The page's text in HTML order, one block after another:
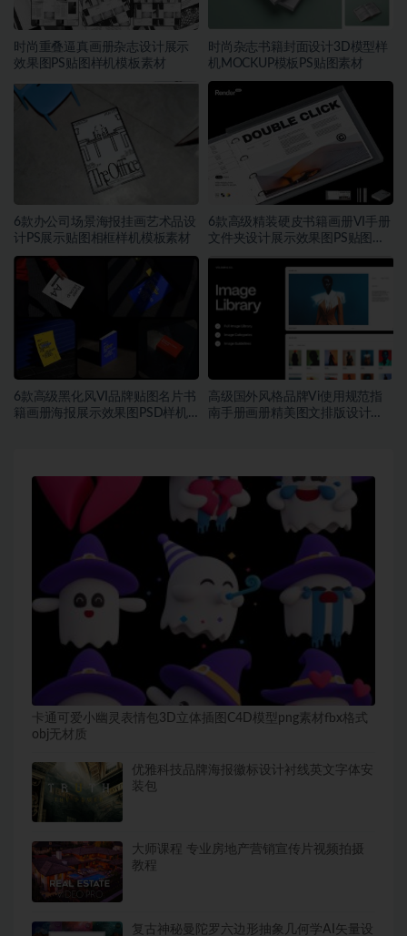
时尚重叠逼真画册杂志设计展示
效果图PS贴图样机模板素材
时尚杂志书籍封面设计3D模型样
机MOCKUP模板PS贴图素材
6款办公司场景海报挂画艺术品设
计PS展示贴图相框样机模板素材
6款高级精装硬皮书籍画册VI手册
文件夹设计展示效果图PS贴图样
6款高级黑化风VI品牌贴图名片书
籍画册海报展示效果图PSD样机
高级国外风格品牌Vi使用规范指
南手册画册精美图文排版设计
卡通可爱小幽灵表情包3D立体插图C4D模型png素材fbx格式
obj无材质
优雅科技品牌海报徽标设计衬线英文字体安
装包
大师课程 专业房地产营销宣传片视频拍摄
教程
复古神秘曼陀罗六边形抽象几何学AI矢量设